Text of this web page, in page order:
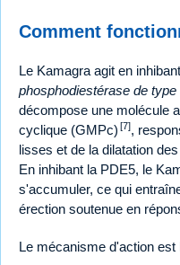
Comment
Le Kamagra agit en
phosphodiestérase de type
décompose une molécule
cyclique (GMPc) [7],
lisses et de la dilatation
En inhibant la PDE5, le
s'accumuler, ce qui
érection soutenue en
Le mécanisme d'action est